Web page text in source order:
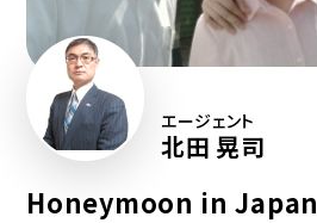
エージェント
北田 晃司
Honeymoon in Japan